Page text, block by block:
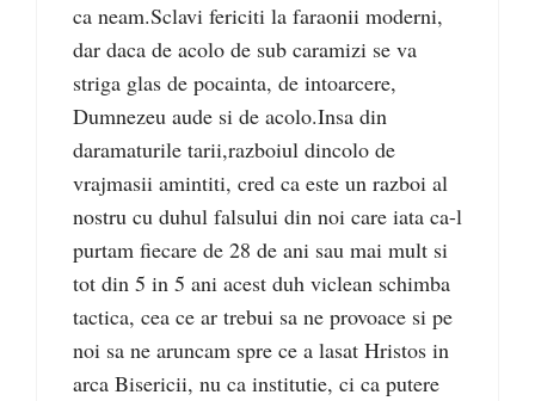
ca neam.Sclavi fericiti la faraonii moderni,
dar daca de acolo de sub caramizi se va
striga glas de pocainta, de intoarcere,
Dumnezeu aude si de acolo.Insa din
daramaturile tarii,razboiul dincolo de
vrajmasii amintiti, cred ca este un razboi al
nostru cu duhul falsului din noi care iata ca-l
purtam fiecare de 28 de ani sau mai mult si
tot din 5 in 5 ani acest duh viclean schimba
tactica, cea ce ar trebui sa ne provoace si pe
noi sa ne aruncam spre ce a lasat Hristos in
arca Bisericii, nu ca institutie, ci ca putere